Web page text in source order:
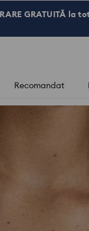
GRATUITĂ la
Recomandat